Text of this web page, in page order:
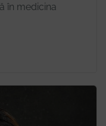
în medicina